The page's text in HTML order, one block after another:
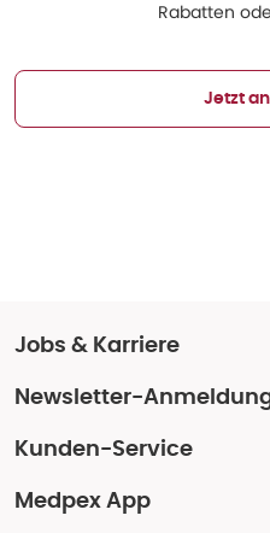
Rabatten
Jetzt
Jobs & Karriere
Newsletter-
Kunden-Service
Medpex App